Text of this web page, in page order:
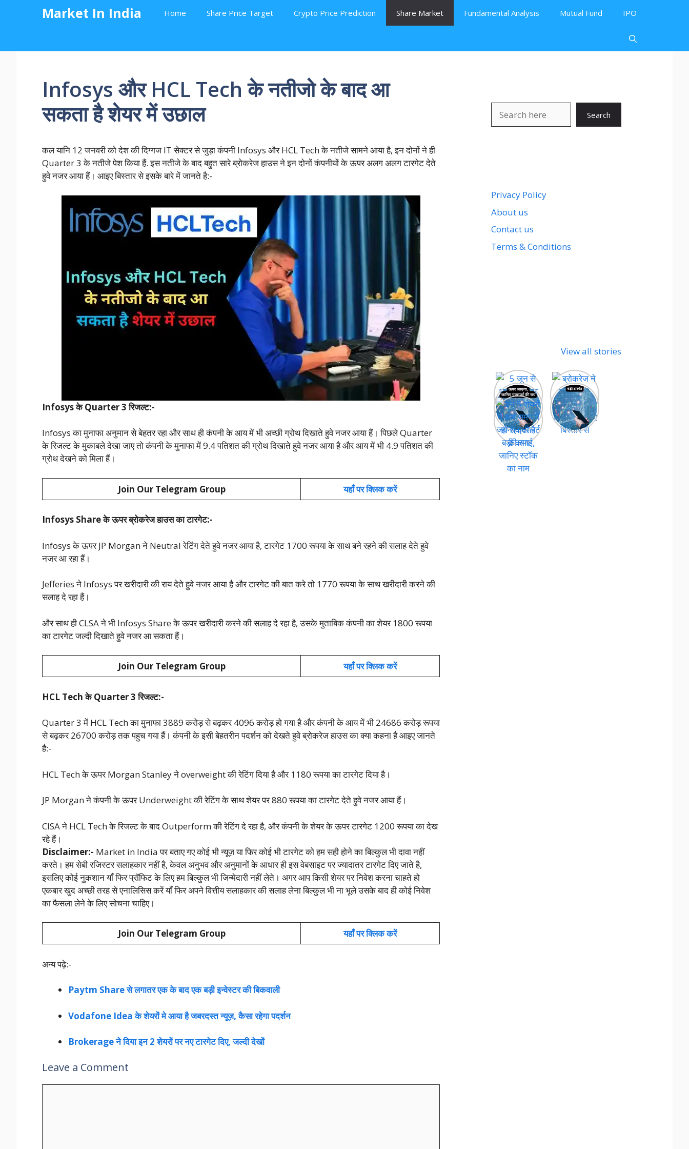
Market In India Home Share Price Target Crypto Price Prediction Share Market Fundamental Analysis Mutual Fund IPO
Infosys और HCL Tech के नतीजो के बाद आ
सकता है शेयर में उछाल
कल यानि 12 जनवरी को देश की दिग्गज IT सेक्टर से जुड़ा कंपनी Infosys और HCL Tech के नतीजे सामने आया है, इन दोनों ने ही
Quarter 3 के नतीजे पेश किया हैं. इस नतीजे के बाद बहुत सारे ब्रोकरेज हाउस ने इन दोनों कंपनीयों के ऊपर अलग अलग टारगेट देते
हुवे नजर आया हैं। आइए बिस्तार से इसके बारे में जानते है:-
Infosys के Quarter 3 रिजल्ट:-
Infosys का मुनाफा अनुमान से बेहतर रहा और साथ ही कंपनी के आय में भी अच्छी ग्रोथ दिखाते हुवे नजर आया हैं। पिछले Quarter
के रिजल्ट के मुकाबले देखा जाए तो कंपनी के मुनाफा में 9.4 पतिशत की ग्रोथ दिखाते हुवे नजर आया है और आय में भी 4.9 पतिशत की
ग्रोथ देखने को मिला हैं।
Join Our Telegram Group यहाँ पर क्लिक करें
Infosys Share के ऊपर ब्रोकरेज हाउस का टारगेट:-
Infosys के ऊपर JP Morgan ने Neutral रेटिंग देते हुवे नजर आया है, टारगेट 1700 रूपया के साथ बने रहने की सलाह देते हुवे
नजर आ रहा हैं।
Jefferies ने Infosys पर खरीदारी की राय देते हुवे नजर आया है और टारगेट की बात करे तो 1770 रूपया के साथ खरीदारी करने की
सलाह दे रहा हैं।
और साथ ही CLSA ने भी Infosys Share के ऊपर खरीदारी करने की सलाह दे रहा है, उसके मुताबिक कंपनी का शेयर 1800 रूपया
का टारगेट जल्दी दिखाते हुवे नजर आ सकता हैं।
Join Our Telegram Group यहाँ पर क्लिक करें
HCL Tech के Quarter 3 रिजल्ट:-
Quarter 3 में HCL Tech का मुनाफा 3889 करोड़ से बढ़कर 4096 करोड़ हो गया है और कंपनी के आय में भी 24686 करोड़ रूपया
से बढ़कर 26700 करोड़ तक पहुच गया हैं। कंपनी के इसी बेहतरीन पदर्शन को देखते हुवे ब्रोकरेज हाउस का क्या कहना है आइए जानते
है:-
HCL Tech के ऊपर Morgan Stanley ने overweight की रेटिंग दिया है और 1180 रूपया का टारगेट दिया है।
JP Morgan ने कंपनी के ऊपर Underweight की रेटिंग के साथ शेयर पर 880 रूपया का टारगेट देते हुवे नजर आया हैं।
ClSA ने HCL Tech के रिजल्ट के बाद Outperform की रेटिंग दे रहा है, और कंपनी के शेयर के ऊपर टारगेट 1200 रूपया का देख
रहे हैं।
Disclaimer:- Market in India पर बताए गए कोई भी न्यूज़ या फिर कोई भी टारगेट को हम सही होने का बिल्कुल भी दावा नहीं
करते। हम सेबी रजिस्टर सलाहकार नहीं है, केवल अनुभव और अनुमानों के आधार ही इस वेबसाइट पर ज्यादातर टारगेट दिए जाते है,
इसलिए कोई नुकशान याँ फिर प्रॉफिट के लिए हम बिल्कुल भी जिन्मेदारी नहीं लेते। अगर आप किसी शेयर पर निवेश करना चाहते हो
एकबार खुद अच्छी तरह से एनालिसिस करें याँ फिर अपने वित्तीय सलाहकार की सलाह लेना बिल्कुल भी ना भूले उसके बाद ही कोई निवेश
का फैसला लेने के लिए सोचना चाहिए।
Join Our Telegram Group यहाँ पर क्लिक करें
अन्य पढ़े:-
Paytm Share से लगातर एक के बाद एक बड़ी इन्वेस्टर की बिकवाली
Vodafone Idea के शेयरों मे आया है जबरदस्त न्यूज़, कैसा रहेगा पदर्शन
Brokerage ने दिया इन 2 शेयरों पर नए टारगेट दिए, जल्दी देखों
Leave a Comment
Search
Privacy Policy
About us
Contact us
Terms & Conditions
View all stories